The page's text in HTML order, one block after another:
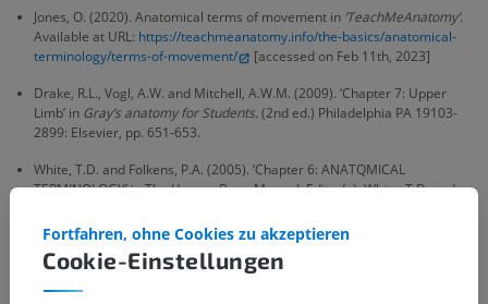
Jones, O. (2020). Anatomical terms of movement in ‘TeachMeAnatomy’.
Available at URL: https://teachmeanatomy.info/the-basics/anatomical-
terminology/terms-of-movement/
[accessed on Feb 11th, 2023]
Drake, R.L., Vogl, A.W. and Mitchell, A.W.M. (2009). ‘Chapter 7: Upper
Limb’ in Gray’s anatomy for Students.(2nd ed.) Philadelphia PA 19103-
2899: Elsevier, pp. 651-653.
White, T.D. and Folkens, P.A. (2005). ‘Chapter 6: ANATQMICAL
TERMINQLQGY’ in The Human Bone Manual. Editor(s): White, T.D. and
Cookie-Einstellungen
Fortfahren, ohne Cookies zu akzeptieren